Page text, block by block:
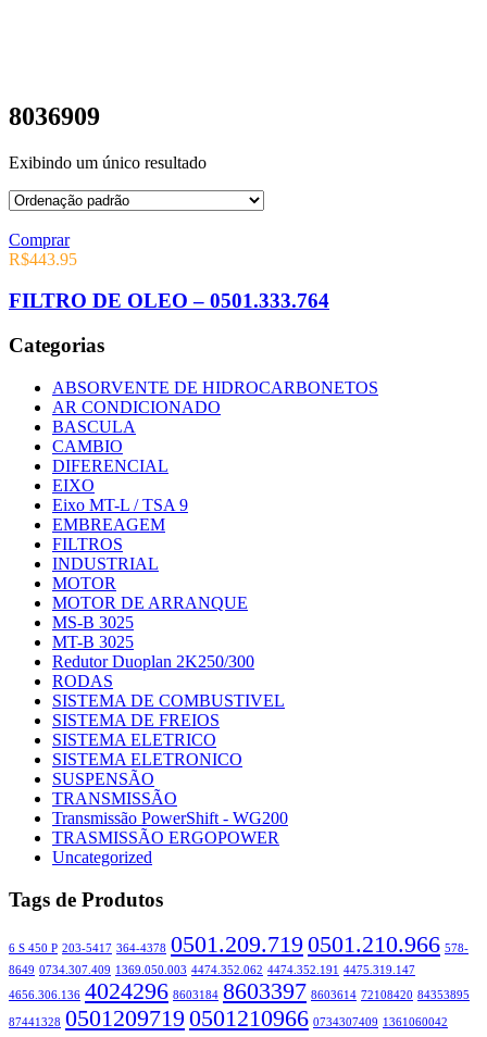
8036909
Exibindo um único resultado
Comprar
R$443.95
FILTRO DE OLEO – 0501.333.764
Categorias
ABSORVENTE DE HIDROCARBONETOS
AR CONDICIONADO
BASCULA
CAMBIO
DIFERENCIAL
EIXO
Eixo MT-L / TSA 9
EMBREAGEM
FILTROS
INDUSTRIAL
MOTOR
MOTOR DE ARRANQUE
MS-B 3025
MT-B 3025
Redutor Duoplan 2K250/300
RODAS
SISTEMA DE COMBUSTIVEL
SISTEMA DE FREIOS
SISTEMA ELETRICO
SISTEMA ELETRONICO
SUSPENSÃO
TRANSMISSÃO
Transmissão PowerShift - WG200
TRASMISSÃO ERGOPOWER
Uncategorized
Tags de Produtos
6 S 450 P 203-5417 364-4378 0501.209.719 0501.210.966 578-
8649 0734.307.409 1369.050.003 4474.352.062 4474.352.191 4475.319.147
4656.306.136 4024296 8603184 8603397 8603614 72108420 84353895
87441328 0501209719 0501210966 0734307409 1361060042